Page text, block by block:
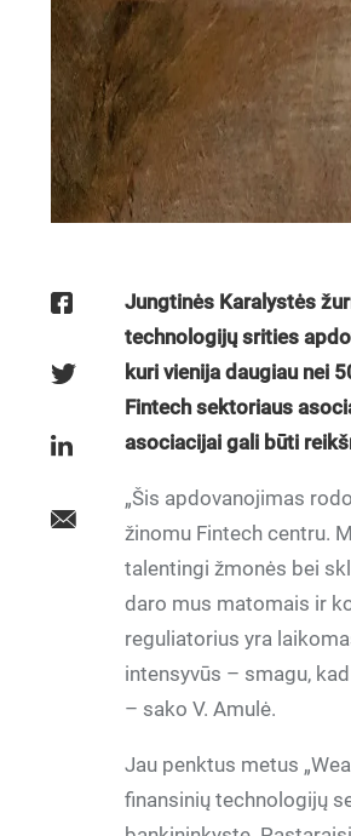
Jungtinės Karalystės
technologijų srities
kuri vienija daugiau nei
Fintech sektoriaus
asociacijai gali būti
„Šis apdovanojimas
žinomu Fintech centru.
talentingi žmonės bei
daro mus matomais ir
reguliatorius yra
intensyvūs – smagu,
– sako V. Amulė.
Jau penktus metus
finansinių technologijų